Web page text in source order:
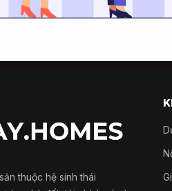
thuộc hệ sinh thái